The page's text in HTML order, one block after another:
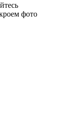
фото